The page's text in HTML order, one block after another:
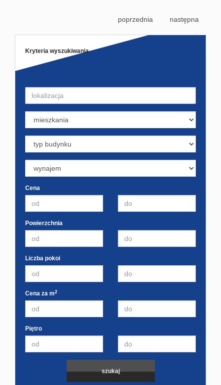
poprzednia następna
Kryteria wyszukiwania
Cena
Powierzchnia
Liczba pokoi
Cena za m2
Piętro